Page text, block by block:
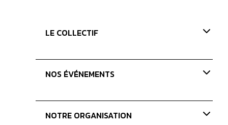
LE COLLECTIF
Présentation
Nos missions
NOS ÉVÉNEMENTS
NOTRE ORGANISATION